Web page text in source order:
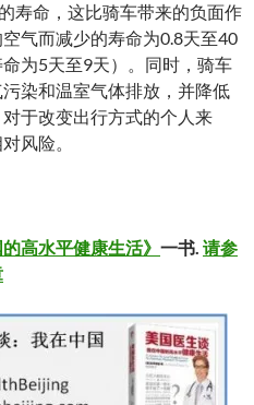
寿命，这比骑车带来的负面作
气而减少的寿命为0.8天至40
为5天至9天）。同时，骑车
染和温室气体排放，并降低
于改变出行方式的个人来
风险。
高水平健康生活》 一书. 请参